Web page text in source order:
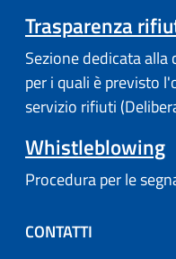
Trasparenza
Sezione dedicata
per i quali è previsto
servizio rifiuti
Whistleblowing
Procedura per le
CONTATTI